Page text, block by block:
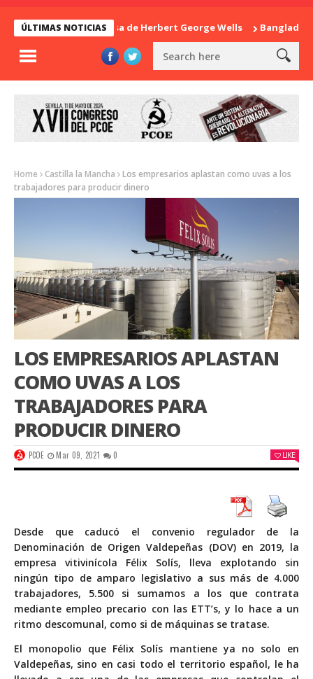
ÚLTIMAS NOTICIAS
La sorpresa de Herbert George Wells Bangladesh:
Home Castilla la Mancha
Los empresarios aplastan como uvas a los
trabajadores para producir dinero
LOS EMPRESARIOS APLASTAN
COMO UVAS A LOS
TRABAJADORES PARA
PRODUCIR DINERO
PCOE Mar 09, 2021 0 LIKE
Desde que caducó el convenio regulador de la
Denominación de Origen Valdepeñas (DOV) en 2019, la
empresa vitivinícola Félix Solís, lleva explotando sin
ningún tipo de amparo legislativo a sus más de 4.000
trabajadores, 5.500 si sumamos a los que contrata
mediante empleo precario con las ETT’s, y lo hace a un
ritmo descomunal, como si de máquinas se tratase.
El monopolio que Félix Solís mantiene ya no solo en
Valdepeñas, sino en casi todo el territorio español, le ha